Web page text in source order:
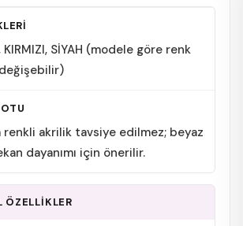
KIRMIZI, SİYAH (modele göre renk
renkli akrilik tavsiye edilmez; beyaz
dayanımı için önerilir.
ÖZELLİKLER